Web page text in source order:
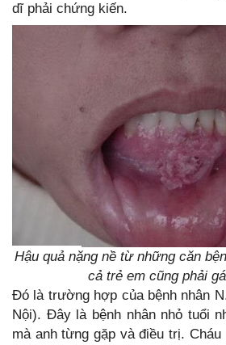
dĩ phải chứng kiến.
Hậu quả nặng nề từ những căn
cả trẻ em cũng phải
Đó là trường hợp của bệnh nhân
Nội). Đây là bệnh nhân nhỏ tuổi
mà anh từng gặp và điều trị.